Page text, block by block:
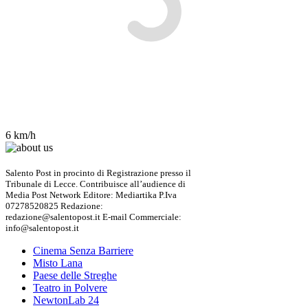
6 km/h
Salento Post in procinto di Registrazione presso il
Tribunale di Lecce. Contribuisce all’audience di
Media Post Network Editore: Mediartika P.Iva
07278520825 Redazione:
redazione@salentopost.it E-mail Commerciale:
info@salentopost.it
Cinema Senza Barriere
Misto Lana
Paese delle Streghe
Teatro in Polvere
NewtonLab 24